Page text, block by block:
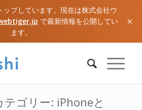
ップしています。現在は株式会社ウ
で最新情報を公開してい
ます。
×
ゴリー: iPhoneと